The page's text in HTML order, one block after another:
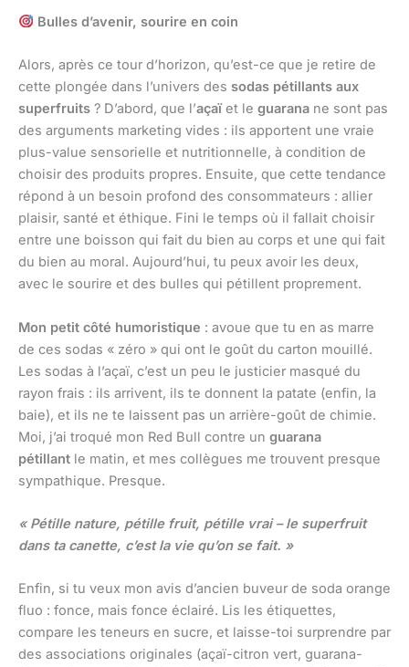
Bulles d’avenir, sourire en coin
Alors, après ce tour d’horizon, qu’est-ce que je retire de
cette plongée dans l’univers des sodas pétillants aux
superfruits ? D’abord, que l’açaïet le guarana ne sont pas
des arguments marketing vides : ils apportent une vraie
plus-value sensorielle et nutritionnelle, à condition de
choisir des produits propres. Ensuite, que cette tendance
répond à un besoin profond des consommateurs : allier
plaisir, santé et éthique. Fini le temps où il fallait choisir
entre une boisson qui fait du bien au corps et une qui fait
du bien au moral. Aujourd’hui, tu peux avoir les deux,
avec le sourire et des bulles qui pétillent proprement.
Mon petit côté humoristique : avoue que tu en as marre
de ces sodas « zéro » qui ont le goût du carton mouillé.
Les sodas à l’açaï, c’est un peu le justicier masqué du
rayon frais : ils arrivent, ils te donnent la patate (enfin, la
baie), et ils ne te laissent pas un arrière-goût de chimie.
Moi, j’ai troqué mon Red Bull contre un guarana
pétillant le matin, et mes collègues me trouvent presque
sympathique. Presque.
« Pétille nature, pétille fruit, pétille vrai – le superfruit
dans ta canette, c’est la vie qu’on se fait. »
Enfin, si tu veux mon avis d’ancien buveur de soda orange
fluo : fonce, mais fonce éclairé. Lis les étiquettes,
compare les teneurs en sucre, et laisse-toi surprendre par
des associations originales (açaï-citron vert, guarana-